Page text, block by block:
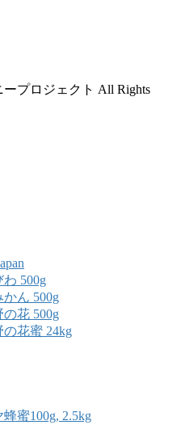
プロジェクト All Rights
わ 500g
かん 500g
の花 500g
の花蜜 24kg
蜜100g, 2.5kg